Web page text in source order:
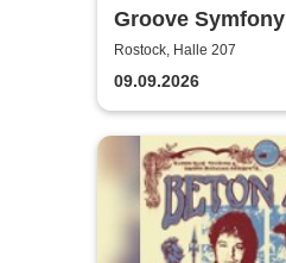
Groove Symfony
Rostock, Halle 207
09.09.2026